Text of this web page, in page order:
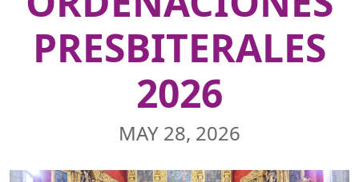
PRESBITERALES
2026
MAY 28, 2026